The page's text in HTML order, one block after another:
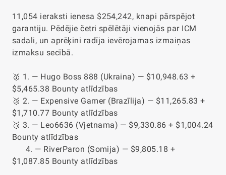
11,054 ieraksti ienesa $254,242, knapi pārspējot
garantiju. Pēdējie četri spēlētāji vienojās par ICM
sadali, un aprēķini radīja ievērojamas izmaiņas
izmaksu secībā.
🥇 1. — Hugo Boss 888 (Ukraina) — $10,948.63 +
$5,465.38 Bounty atlīdzības
🥈 2. — Expensive Gamer (Brazīlija) — $11,265.83 +
$1,710.77 Bounty atlīdzības
🥉 3. — Leo6636 (Vjetnama) — $9,330.86 + $1,004.24
Bounty atlīdzības
4. — RiverParon (Somija) — $9,805.18 +
$1,087.85 Bounty atlīdzības